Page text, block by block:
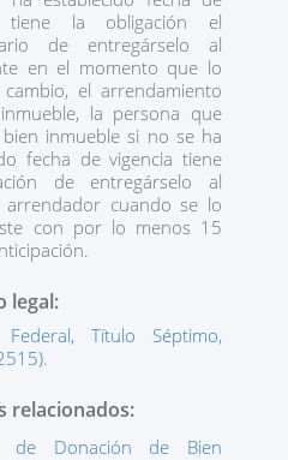
tiene la obligación el
de entregárselo al
en el momento que lo
el arrendamiento
la persona que
inmueble si no se ha
fecha de vigencia tiene
de entregárselo al
cuando se lo
con por lo menos 15
legal:
Título Séptimo,
relacionados:
de Donación de Bien